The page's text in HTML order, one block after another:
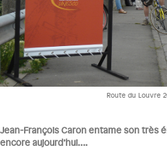
Route du Louvre
Jean-François Caron entame son très
encore aujourd’hui….